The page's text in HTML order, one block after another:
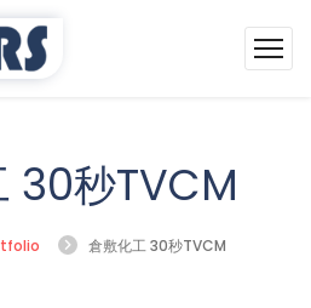
30秒TVCM
倉敷化工 30秒TVCM